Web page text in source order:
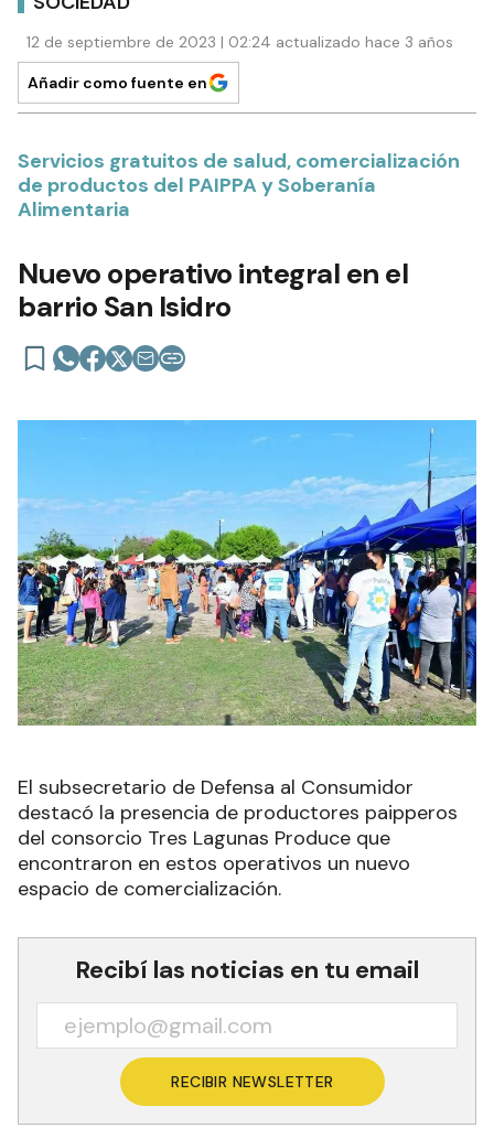
12 de septiembre de 2023 | 02:24 actualizado hace 3 años
Añadir como fuente en
Servicios gratuitos de salud, comercialización
de productos del PAIPPA y Soberanía
Alimentaria
Nuevo operativo integral en el
barrio San Isidro
El subsecretario de Defensa al Consumidor
destacó la presencia de productores paipperos
del consorcio Tres Lagunas Produce que
encontraron en estos operativos un nuevo
espacio de comercialización.
Recibí las noticias en tu email
RECIBIR NEWSLETTER